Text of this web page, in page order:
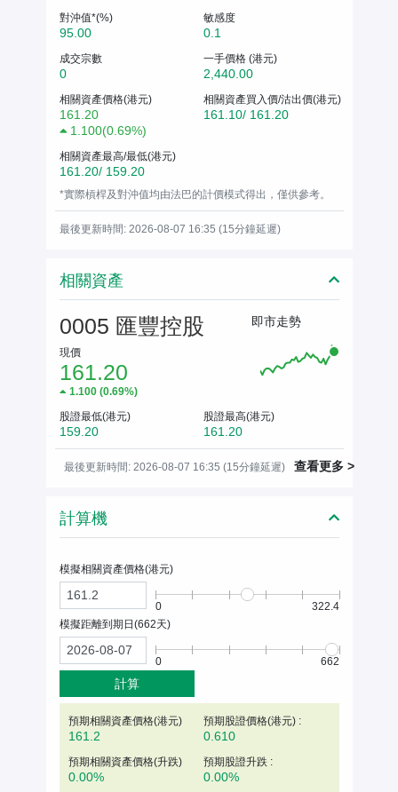
對沖值*(%)
95.00
敏感度
0.1
成交宗數
0
一手價格 (港元)
2,440.00
相關資產價格(港元)
161.20
1.100(0.69%)
相關資產買入價/沽出價(港元)
161.10/ 161.20
相關資產最高/最低(港元)
161.20/ 159.20
*實際槓桿及對沖值均由法巴的計價模式得出，僅供參考。
最後更新時間: 2026-08-07 16:35 (15分鐘延遲)
相關資產
0005 匯豐控股
現價
161.20
1.100(0.69%)
即市走勢
股證最低(港元)
159.20
股證最高(港元)
161.20
最後更新時間: 2026-08-07 16:35 (15分鐘延遲) 查看更多 >
計算機
模擬相關資產價格(港元)
0
322.4
模擬距離到期日(662天)
0 662
計算
預期相關資產價格(港元)
161.2
預期股證價格(港元) :
0.610
預期相關資產價格(升跌)
0.00%
預期股證升跌 :
0.00%